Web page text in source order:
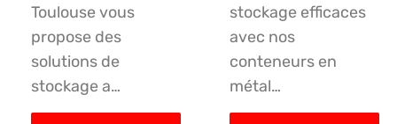
Toulouse vous
propose des
solutions de
stockage a…
stockage efficaces
avec nos
conteneurs en
métal…